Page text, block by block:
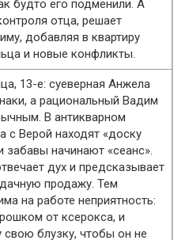
будто его подменили. А
отца, решает
добавляя в квартиру
и новые конфликты.
13-е: суеверная Анжела
а рациональный Вадим
В антикварном
с Верой находят «доску
забавы начинают «сеанс».
дух и предсказывает
продажу. Тем
на работе неприятность:
от ксерокса, и
блузку, чтобы он не